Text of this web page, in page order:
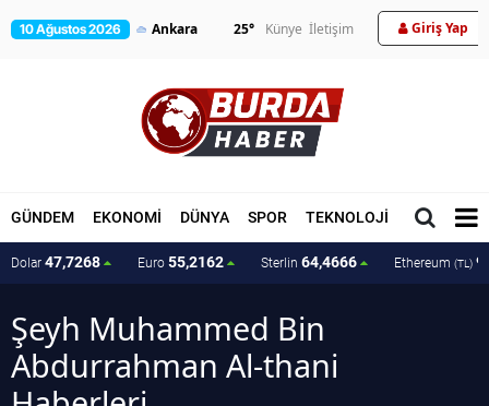
10 Ağustos 2026 25° Künye İletişim Giriş Yap
GÜNDEM EKONOMİ DÜNYA SPOR TEKNOLOJİ MAGAZİN
Dolar 47,7268 Euro 55,2162 Sterlin 64,4666 Ethereum (TL)
Şeyh Muhammed Bin
Abdurrahman Al-thani